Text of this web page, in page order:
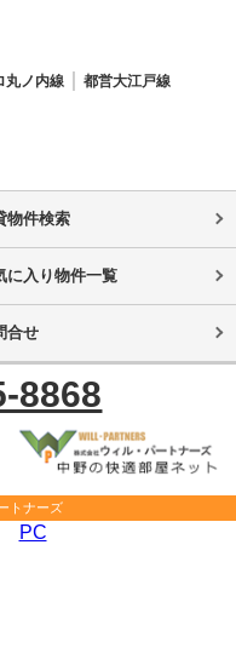
丸ノ内線 都営大江戸線
物件検索
に入り物件一覧
合せ
8868
トナーズ
PC